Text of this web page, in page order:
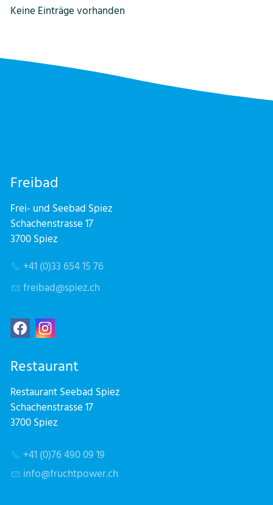
Keine Einträge vorhanden
Freibad
Frei- und Seebad Spiez
Schachenstrasse 17
3700 Spiez
+41 (0)33 654 15 76
fr b d sp zch
Restaurant
Restaurant Seebad Spiez
Schachenstrasse 17
3700 Spiez
+41 (0)76 490 09 19
nf
fr chtp w rch